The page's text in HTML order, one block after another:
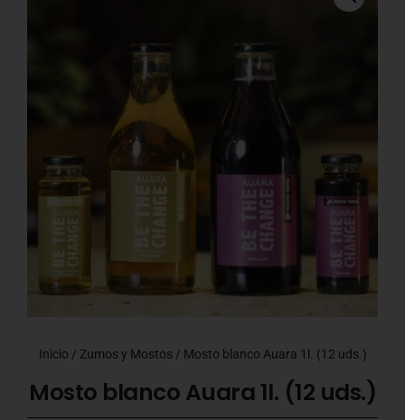
Inicio / Zumos y Mostos / Mosto blanco Auara 1l. (12 uds.)
Mosto blanco Auara 1l. (12 uds.)